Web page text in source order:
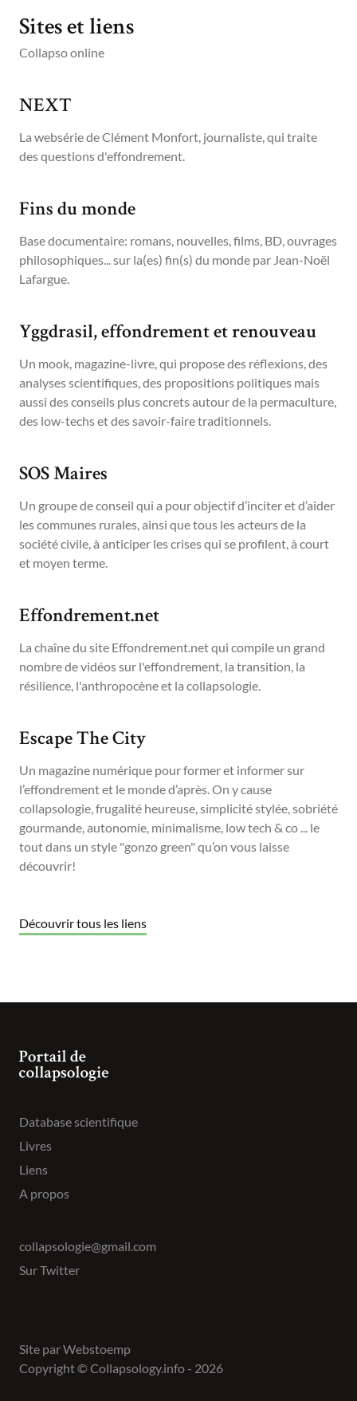
Sites et liens
Collapso online
NEXT
La websérie de Clément Monfort, journaliste, qui traite
des questions d'effondrement.
Fins du monde
Base documentaire: romans, nouvelles, films, BD, ouvrages
philosophiques... sur la(es) fin(s) du monde par Jean-Noël
Lafargue.
Yggdrasil, effondrement et renouveau
Un mook, magazine-livre, qui propose des réflexions, des
analyses scientifiques, des propositions politiques mais
aussi des conseils plus concrets autour de la permaculture,
des low-techs et des savoir-faire traditionnels.
SOS Maires
Un groupe de conseil qui a pour objectif d’inciter et d’aider
les communes rurales, ainsi que tous les acteurs de la
société civile, à anticiper les crises qui se profilent, à court
et moyen terme.
Effondrement.net
La chaîne du site Effondrement.net qui compile un grand
nombre de vidéos sur l'effondrement, la transition, la
résilience, l'anthropocène et la collapsologie.
Escape The City
Un magazine numérique pour former et informer sur
l’effondrement et le monde d’après. On y cause
collapsologie, frugalité heureuse, simplicité stylée, sobriété
gourmande, autonomie, minimalisme, low tech & co ... le
tout dans un style "gonzo green" qu’on vous laisse
découvrir!
Découvrir tous les liens
Database scientifique
Livres
Liens
A propos
collapsologie@gmail.com
Sur Twitter
Copyright © Collapsology.info - 2026
Site parWebstoemp